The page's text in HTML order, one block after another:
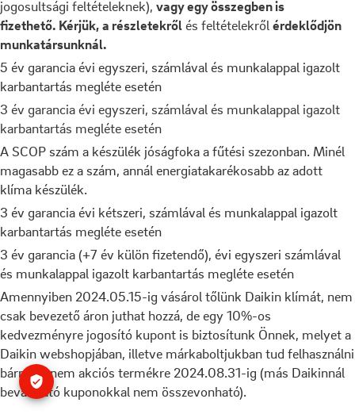
jogosultsági feltételeknek), vagy egy összegben is
fizethető. Kérjük,a részletekrőlés feltételekről érdeklődjön
munkatársunknál.
5 év garancia évi egyszeri, számlával és munkalappal igazolt
karbantartás megléte esetén
3 év garancia évi egyszeri, számlával és munkalappal igazolt
karbantartás megléte esetén
A SCOP szám a készülék jóságfoka a fűtési szezonban. Minél
magasabb ez a szám, annál energiatakarékosabb az adott
klíma készülék.
3 év garancia évi kétszeri, számlával és munkalappal igazolt
karbantartás megléte esetén
3 év garancia (+7 év külön fizetendő), évi egyszeri számlával
és munkalappal igazolt karbantartás megléte esetén
Amennyiben 2024.05.15-ig vásárol tőlünk Daikin klímát, nem
csak bevezető áron juthat hozzá, de egy 10%-os
kedvezményre jogosító kupont is biztosítunk Önnek, melyet a
Daikin webshopjában, illetve márkaboltjukban tud felhasználni
bármely nem akciós termékre 2024.08.31-ig (más Daikinnál
beváltható kuponokkal nem összevonható).